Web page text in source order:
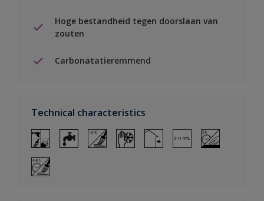
Hoge bestandheid tegen doorslaan van
zouten
Carbonatatieremmend
Technical characteristics